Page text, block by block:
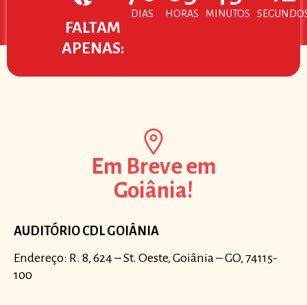
FALTAM
APENAS:
DIAS HORAS MINUTOS
Em Breve em
Goiânia!
AUDITÓRIO CDL GOIÂNIA
Endereço: R. 8, 624 – St. Oeste, Goiânia – GO, 74115-
100